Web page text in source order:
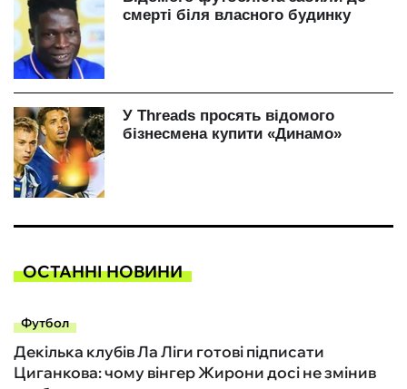
ОСТАННІ НОВИНИ
Футбол
Декілька клубів Ла Ліги готові підписати
Циганкова: чому вінгер Жирони досі не змінив